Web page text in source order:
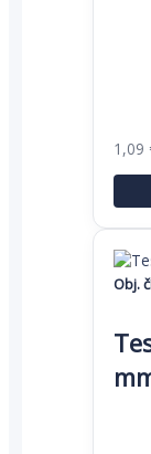
1,67
1,09
Obj.